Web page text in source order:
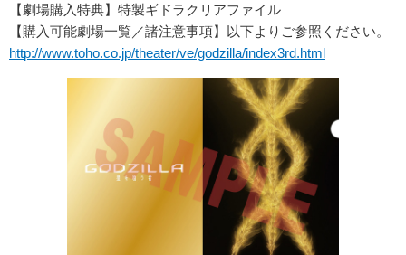
【劇場購入特典】特製ギドラクリアファイル
【購入可能劇場一覧／諸注意事項】以下よりご参照ください。
http://www.toho.co.jp/theater/ve/godzilla/index3rd.html